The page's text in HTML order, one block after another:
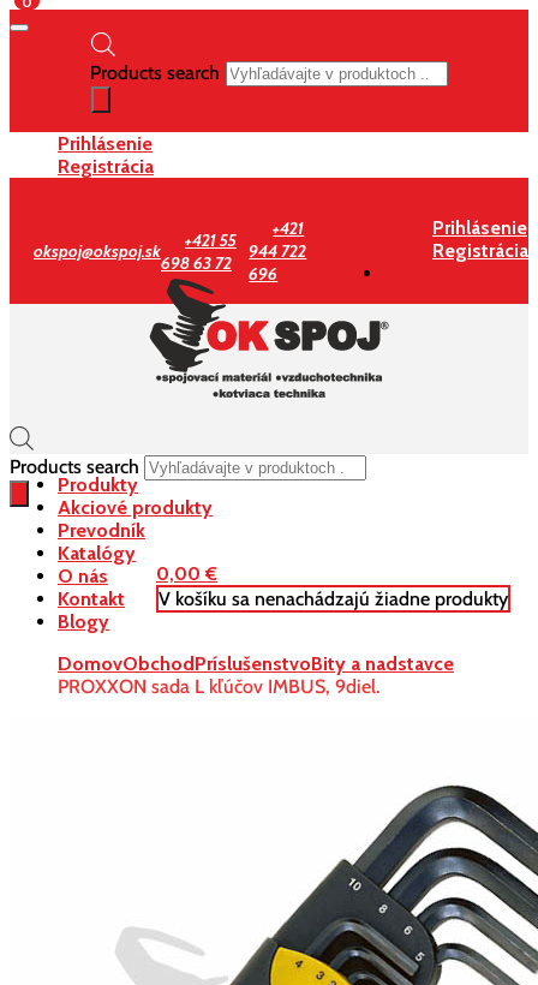
Products search
Prihlásenie
Registrácia
okspoj@okspoj.sk
+421 55
698 63 72
+421
944 722
696
Prihlásenie
Registrácia
Products search
0,00€
V košíku sa nenachádzajú žiadne produkty
Produkty
Akciové produkty
Prevodník
Katalógy
O nás
Kontakt
Blogy
DomovObchodPríslušenstvoBity a nadstavce
PROXXON sada L kľúčov IMBUS, 9diel.